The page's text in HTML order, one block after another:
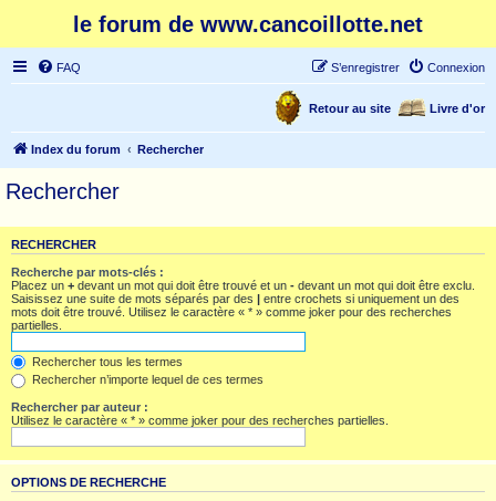
le forum de www.cancoillotte.net
FAQ Connexion
S’enregistrer
Livre d'or
Retour au site
Index du forum Rechercher
Rechercher
RECHERCHER
Recherche par mots-clés :
Placez un + devant un mot qui doit être trouvé et un - devant un mot qui doit être exclu.
Saisissez une suite de mots séparés par des | entre crochets si uniquement un des
mots doit être trouvé. Utilisez le caractère « * » comme joker pour des recherches
partielles.
Rechercher tous les termes
Rechercher n’importe lequel de ces termes
Rechercher par auteur :
Utilisez le caractère « * » comme joker pour des recherches partielles.
OPTIONS DE RECHERCHE